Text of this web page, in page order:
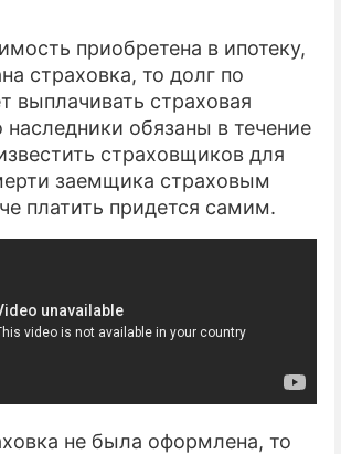
приобретена в ипотеку,
страховка, то долг по
выплачивать страховая
обязаны в течение
страховщиков для
заемщика страховым
платить придется самим.
не была оформлена, то